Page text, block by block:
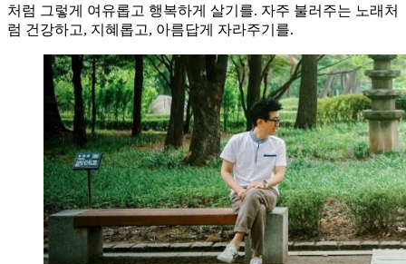
처럼 그렇게 여유롭고 행복하게 살기를. 자주 불러주는 노래처
럼 건강하고, 지혜롭고, 아름답게 자라주기를.